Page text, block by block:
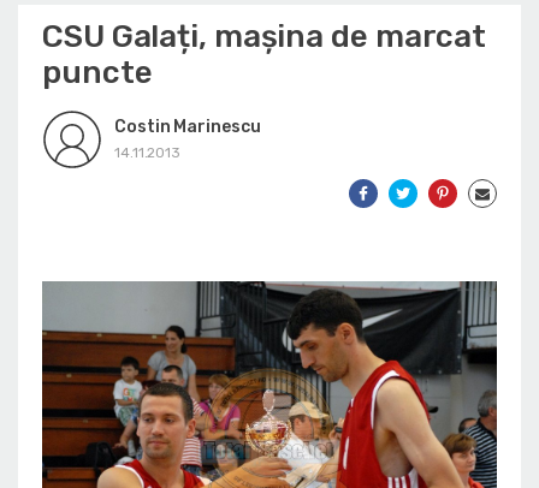
CSU Galați, mașina de marcat
puncte
Costin Marinescu
14.11.2013